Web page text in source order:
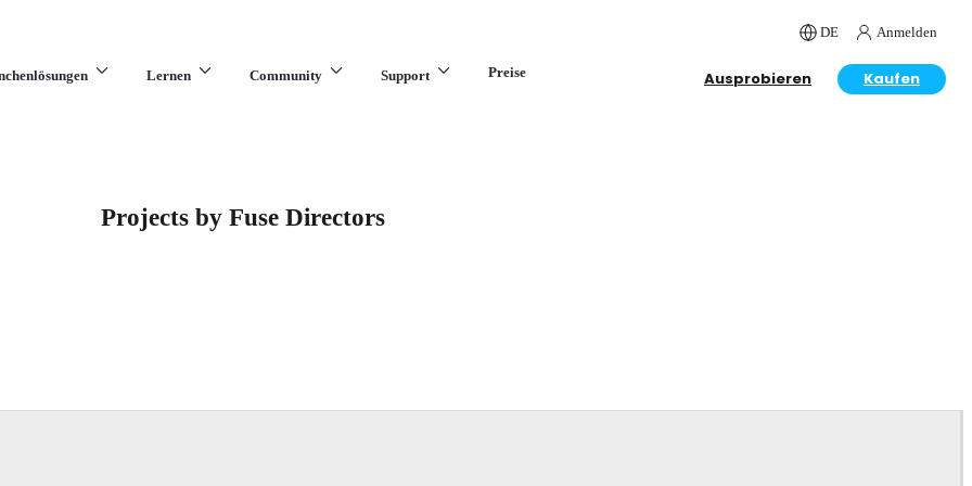
DE Anmelden
Lernen Community Support Preise Ausprobieren Kaufen
Projects by Fuse Directors